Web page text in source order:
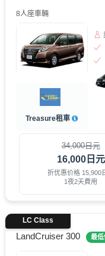
8人座車輛
Treasure租車
34,000日元
16,000日元
折优惠价格 15,900
1夜2天費用
LandCruiser 300 最低
LC Class